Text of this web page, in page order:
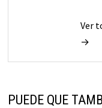
Ver
→
PUEDE QUE